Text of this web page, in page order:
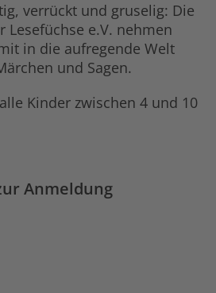
verrückt und gruselig: Die
e.V. nehmen
in die aufregende Welt
und Sagen.
Kinder zwischen 4 und 10
Anmeldung